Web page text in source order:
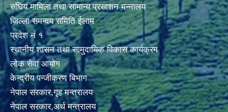
संघिय मामिला तथा सामान्य प्रसाशन मन्नालय
जिल्ला समन्वय समिति ईलाम
प्रदेश नं १
स्थानीय शासन तथा सामुदायिक विकास कार्यक्रम
लोक सेवा आयोग
केन्द्रीय पन्जीकरण बिभाग
नेपाल सरकार,गृह मन्त्रालय
नेपाल सरकार,अर्थ मन्त्रालय